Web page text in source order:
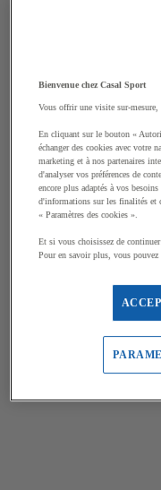
Bienvenue chez Casal Sport
Vous offrir une visite sur-
En cliquant sur le bouton «
échanger des cookies avec votre
marketing et à nos partenaires
d'analyser vos préférences de
encore plus adaptés à vos
d'informations sur les finalités et
« Paramètres des cookies ».
Et si vous choisissez de
Pour en savoir plus, vous pouvez